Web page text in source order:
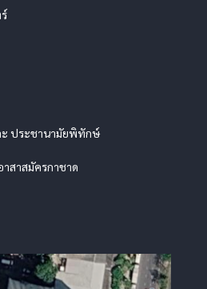
ะ ประชานามัยพิทักษ์
สาสมัครกาชาด